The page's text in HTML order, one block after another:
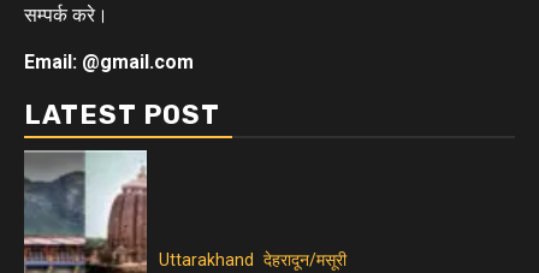
सम्पर्क करे।
Email: @gmail.com
LATEST POST
Uttarakhand देहरादून/मसूरी